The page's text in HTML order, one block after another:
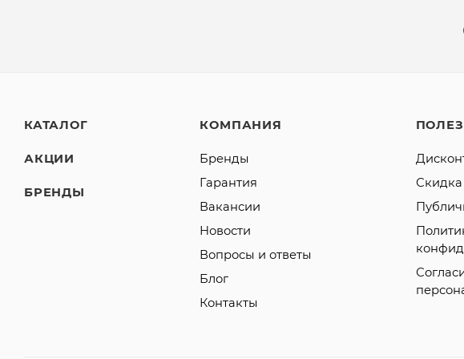
КАТАЛОГ
АКЦИИ
БРЕНДЫ
КОМПАНИЯ
Бренды
Гарантия
Вакансии
Новости
Вопросы и ответы
Блог
Контакты